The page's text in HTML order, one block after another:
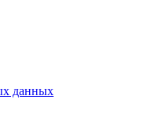
данных